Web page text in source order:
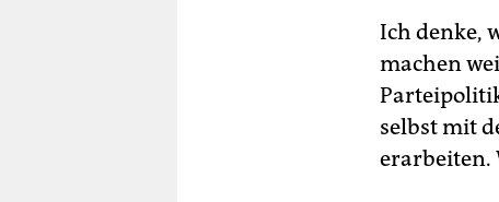
Ich denke,
machen
selbst mit
erarbeiten.